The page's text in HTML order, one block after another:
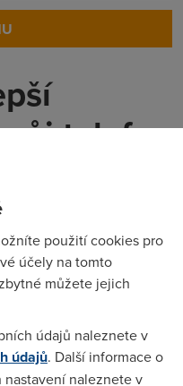
telefon
závratných počtů. Jsou
systém a uživatelé se na
si ale ve všem tom
použití cookies pro
účely na tomto
můžete jejich
údajů naleznete v
údajů. Další informace o
naleznete v